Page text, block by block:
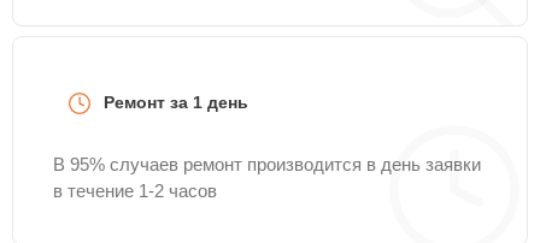
Ремонт за 1 день
В 95% случаев ремонт производится в день заявки
в течение 1-2 часов